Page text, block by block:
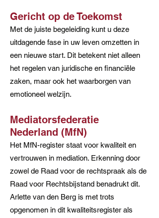
Gericht op de Toekomst
Met de juiste begeleiding kunt u deze
uitdagende fase in uw leven omzetten in
een nieuwe start. Dit betekent niet alleen
het regelen van juridische en financiële
zaken, maar ook het waarborgen van
emotioneel welzijn.
Mediatorsfederatie
Nederland (MfN)
Het MfN-register staat voor kwaliteit en
vertrouwen in mediation. Erkenning door
zowel de Raad voor de rechtspraak als de
Raad voor Rechtsbijstand benadrukt dit.
Arlette van den Berg is met trots
opgenomen in dit kwaliteitsregister als